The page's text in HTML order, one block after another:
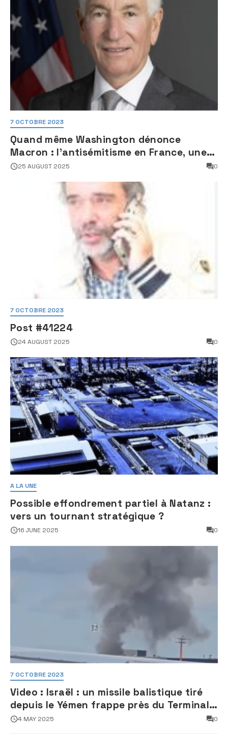
7 OCTOBRE 2023
Quand même Washington dénonce
Macron : l’antisémitisme en France, une
faillite d’État
25 AUGUST 2025 0
7 OCTOBRE 2023
Post #41224
24 AUGUST 2025 0
A LA UNE
Possible effondrement partiel à Natanz :
vers un tournant stratégique ?
16 JUNE 2025 0
7 OCTOBRE 2023
Video : Israël : un missile balistique tiré
depuis le Yémen frappe près du Terminal
3 de l’aéroport Ben Gourion
4 MAY 2025 0